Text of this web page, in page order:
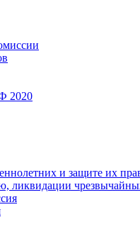
2020
и защите их
ликвидации